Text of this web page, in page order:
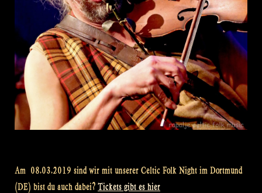
Am 08.03.2019 sind wir mit unserer Celtic Folk Night im Dortmund
(DE) bist du auch dabei? Tickets gibt es hier